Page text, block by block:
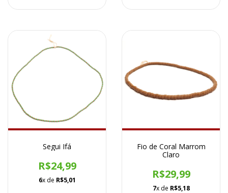
Segui Ifá
R$24,99
6x de R$5,01
Fio de Coral Marrom
Claro
R$29,99
7x de R$5,18